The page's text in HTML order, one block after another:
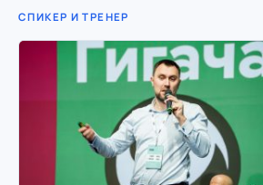
СПИКЕР И ТРЕНЕР